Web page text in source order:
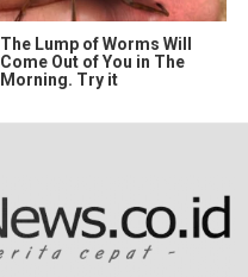
The Lump of Worms Will
Come Out of You in The
Morning. Try it